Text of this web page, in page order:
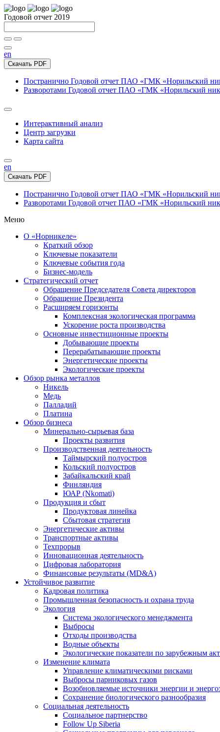
Годовой отчет 2019
en
Скачать PDF
Постранично Годовой отчет ПАО «ГМК «Норильский
Разворотами Годовой отчет ПАО «ГМК «Норильский
Интерактивный анализ
Центр загрузки
Карта сайта
en
Скачать PDF
Постранично Годовой отчет ПАО «ГМК «Норильский
Разворотами Годовой отчет ПАО «ГМК «Норильский
Меню
О «Норникеле»
Краткий обзор
Ключевые показатели
Ключевые события года
Бизнес-модель
Стратегический отчет
Обращение Председателя Совета директоров
Обращение Президента
Расширяем горизонты
Комплексная экологическая программа
Ускорение роста производства
Основные инвестиционные проекты
Добывающие проекты
Перерабатывающие проекты
Энергетические проекты
Экологические проекты
Обзор рынка металлов
Никель
Медь
Палладий
Платина
Обзор бизнеса
Минерально-сырьевая база
Проекты развития
Производственная деятельность
Таймырский полуостров
Кольский полуостров
Забайкальский край
Финляндия
ЮАР (Nkomati)
Продукция и сбыт
Продуктовая линейка
Сбытовая стратегия
Энергетические активы
Транспортные активы
Техпрорыв
Инновационная деятельность
Цифровая лаборатория
Финансовые результаты (MD&A)
Устойчивое развитие
Кадровая политика
Промышленная безопасность и охрана труда
Экология
Система экологического менеджмента
Выбросы
Отходы производства
Водные объекты
Экологические показатели по зарубежным
Изменение климата
Управление климатическими рисками
Выбросы парниковых газов
Возобновляемые источники энергии и
Сохранение биологического разнообразия
Социальная деятельность
Социальное партнерство
Follow Up Siberia